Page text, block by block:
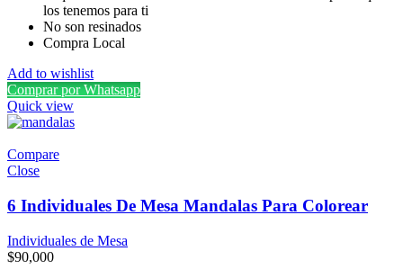
los tenemos para ti
No son resinados
Compra Local
Add to wishlist
Comprar por Whatsapp
Quick view
Compare
Close
6 Individuales De Mesa Mandalas Para Colorear
Individuales de Mesa
$90,000